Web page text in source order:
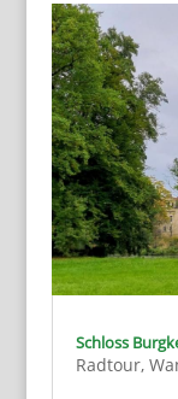
Schloss
Radtour,